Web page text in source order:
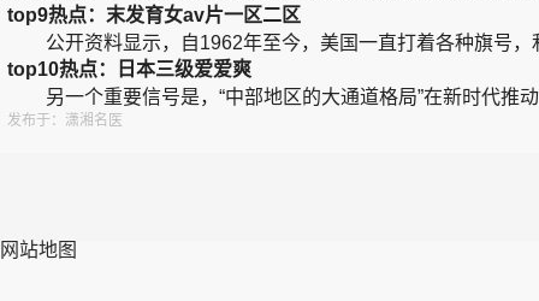
top9热点：末发育女av片一区二区
公开资料显示，自1962年至今，美国一直打着各种旗号，
top10热点：日本三级爱爱爽
另一个重要信号是，“中部地区的大通道格局”在新时代推动
发布于：潇湘名医
网站地图